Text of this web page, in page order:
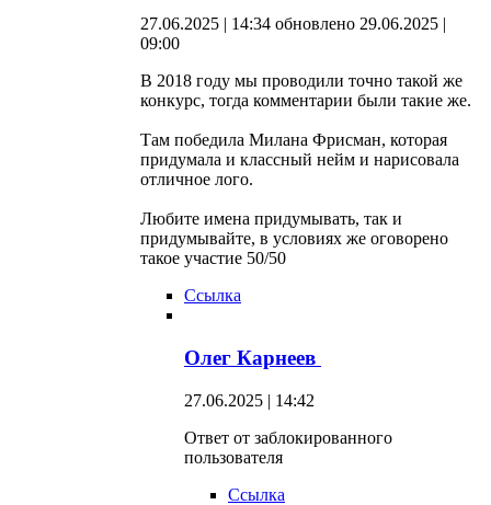
27.06.2025 | 14:34 обновлено 29.06.2025 |
09:00
В 2018 году мы проводили точно такой же
конкурс, тогда комментарии были такие же.
Там победила Милана Фрисман, которая
придумала и классный нейм и нарисовала
отличное лого.
Любите имена придумывать, так и
придумывайте, в условиях же оговорено
такое участие 50/50
Ссылка
Олег Карнеев
27.06.2025 | 14:42
Ответ от заблокированного
пользователя
Ссылка